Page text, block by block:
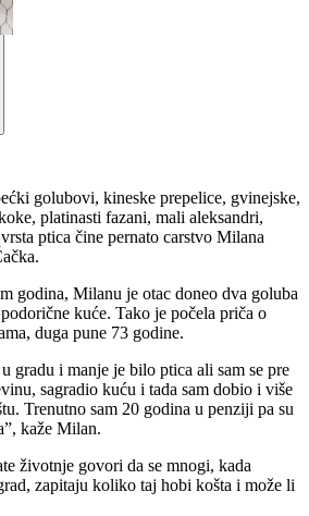
golubovi, kineske prepelice, gvinejske,
platinasti fazani, mali aleksandri,
ptica čine pernato carstvo Milana
godina, Milanu je otac doneo dva goluba
kuće. Tako je počela priča o
duga pune 73 godine.
gradu i manje je bilo ptica ali sam se pre
sagradio kuću i tada sam dobio i više
Trenutno sam 20 godina u penziji pa su
kaže Milan.
životnje govori da se mnogi, kada
zapitaju koliko taj hobi košta i može li